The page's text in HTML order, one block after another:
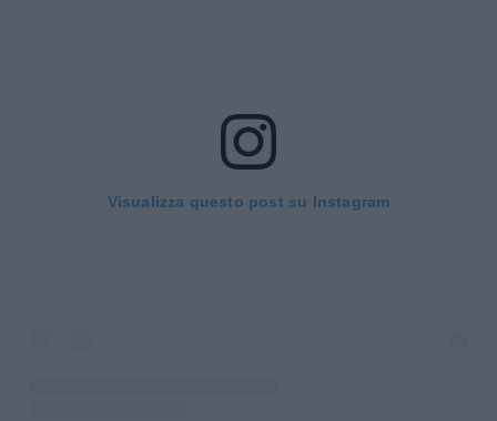
Visualizza questo post su Instagram